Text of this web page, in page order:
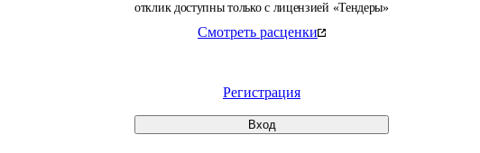
отклик доступны только с лицензией «Тендеры»
Смотреть расценки
Регистрация
Вход